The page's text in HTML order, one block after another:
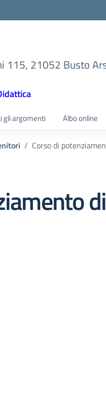
115, 21052 Busto
gli argomenti Albo online
Corso di